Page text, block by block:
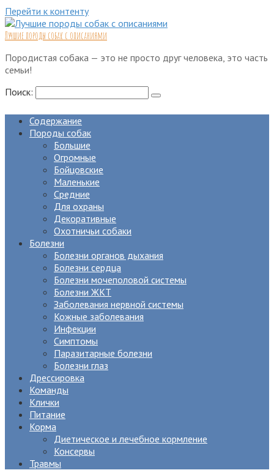
Перейти к контенту
Лучшие породы собак с описаниями
Породистая собака — это не просто друг человека, это часть
семьи!
Поиск:
Содержание
Породы собак
Большие
Огромные
Бойцовские
Маленькие
Средние
Для охраны
Декоративные
Охотничьи собаки
Болезни
Болезни органов дыхания
Болезни сердца
Болезни мочеполовой системы
Болезни ЖКТ
Заболевания нервной системы
Кожные заболевания
Инфекции
Симптомы
Паразитарные болезни
Болезни глаз
Дрессировка
Команды
Клички
Питание
Корма
Диетическое и лечебное кормление
Консервы
Травмы